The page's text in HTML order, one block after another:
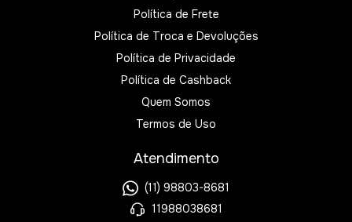
Política de Frete
Política de Troca e Devoluções
Política de Privacidade
Política de Cashback
Quem Somos
Termos de Uso
Atendimento
(11) 98803-8681
11988038681